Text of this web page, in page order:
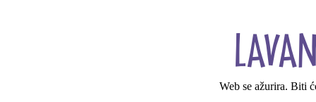
Web se ažurira. Biti